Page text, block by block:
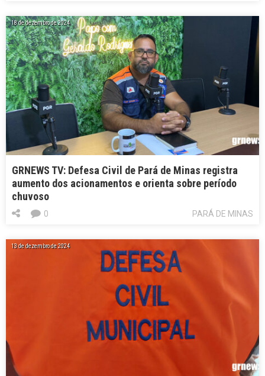
18 de dezembro de 2024
GRNEWS TV: Defesa Civil de Pará de Minas registra
aumento dos acionamentos e orienta sobre período
chuvoso
PARÁ DE MINAS
0
13 de dezembro de 2024